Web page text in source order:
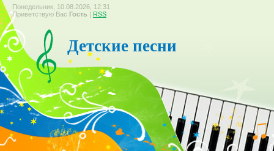
Понедельник, 10.08.2026, 12:31
Приветствую Вас Гость | RSS
Детские песни